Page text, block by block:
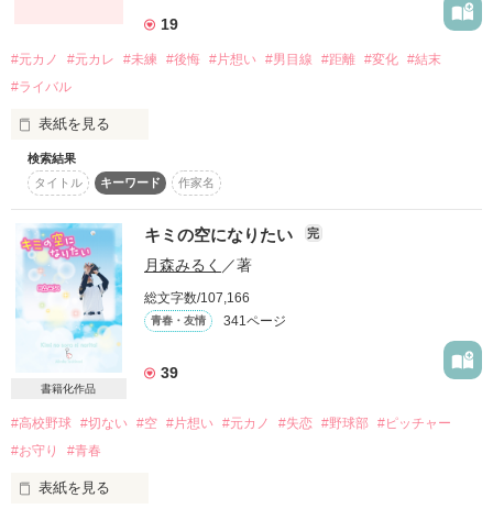
総合ランキングランク最高11位☆★
みなさまありがとうございます‼︎
作品を読む
佳乃こはる様、チョコ15様　感想頂き有難うございます。
葵翼様　レビューを書いて頂き有難うございます。
「今から俺が彼氏」ってどうすればいいの～！？
゜☆゜。゜☆゜。゜☆゜
PV数500,000突破☆*:.｡. o(≧▽≦)o .｡.:*☆
本棚inしてもらえると嬉しいです(≧∇≦)
ニヤけてしまいます(￣∀￣)
ふぁんぽちして下さる方がいたら（心の中で）泣いて喜びま
す！
テンション↑↑ですo(｀▽´)o
ほんとうに、信じていいの？
.:*:・'°☆.:*:・'°☆
坂本優花（さかもとゆうか）
恋に臆病だった
19
#元カノ #元カレ #未練 #後悔 #片想い #男目線 #距離 #変化 #結末
#ライバル
表紙を見る
正直、恋愛するのも
彼女を作るのも簡単だと思ってた。
『あのさ、俺と付き合わない？』
あの日だって本気だった訳じゃない。
関係を切った。それなのに、
検索結果
タイトル
キーワード 作家名
書籍化作品
キミの空になりたい 完
月森みるく ／著
総文字数/107,166
青春・友情 341ページ
39
#高校野球 #切ない #空 #片想い #元カノ #失恋 #野球部 #ピッチャー
#お守り
#青春
表紙を見る